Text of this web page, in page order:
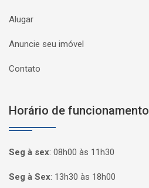
Alugar
Anuncie seu imóvel
Contato
Horário de funcionamento
Seg à sex: 08h00 às 11h30
Seg à Sex: 13h30 às 18h00